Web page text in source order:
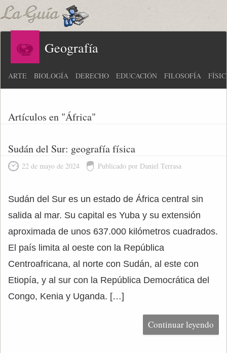
Geografía
ARTE BIOLOGÍA DERECHO EDUCACIÓN FILOSOFÍA
Artículos en "África"
Sudán del Sur: geografía física
22 de mayo de 2024 Publicado por Daniel Terrasa
Sudán del Sur es un estado de África central sin
salida al mar. Su capital es Yuba y su extensión
aproximada de unos 637.000 kilómetros cuadrados.
El país limita al oeste con la República
Centroafricana, al norte con Sudán, al este con
Etiopía, y al sur con la República Democrática del
Congo, Kenia y Uganda. […]
Continuar leyendo